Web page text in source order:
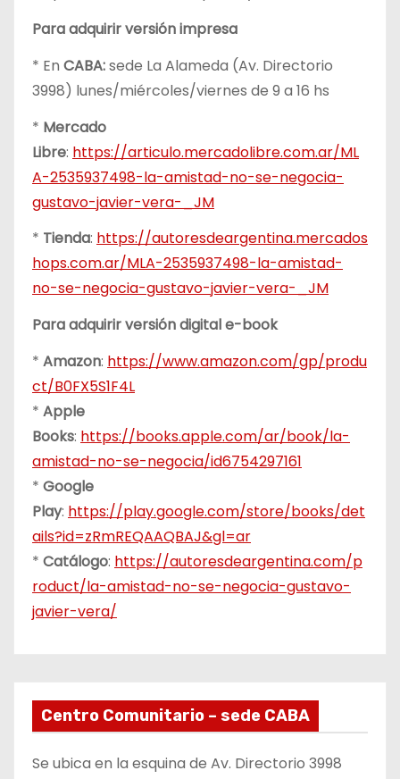
Para adquirir versión impresa
* En CABA:sede La Alameda (Av. Directorio
3998) lunes/miércoles/viernes de 9 a 16 hs
* Mercado
Libre: https://articulo.mercadolibre.com.ar/ML
A-2535937498-la-amistad-no-se-negocia-
gustavo-javier-vera-_JM
* Tienda: https://autoresdeargentina.mercados
hops.com.ar/MLA-2535937498-la-amistad-
no-se-negocia-gustavo-javier-vera-_JM
Para adquirir versión digital e-book
* Amazon: https://www.amazon.com/gp/produ
ct/B0FX5S1F4L
* Apple
Books: https://books.apple.com/ar/book/la-
amistad-no-se-negocia/id6754297161
* Google
Play: https://play.google.com/store/books/det
ails?id=zRmREQAAQBAJ&gl=ar
* Catálogo: https://autoresdeargentina.com/p
roduct/la-amistad-no-se-negocia-gustavo-
javier-vera/
Centro Comunitario – sede CABA
Se ubica en la esquina de Av. Directorio 3998